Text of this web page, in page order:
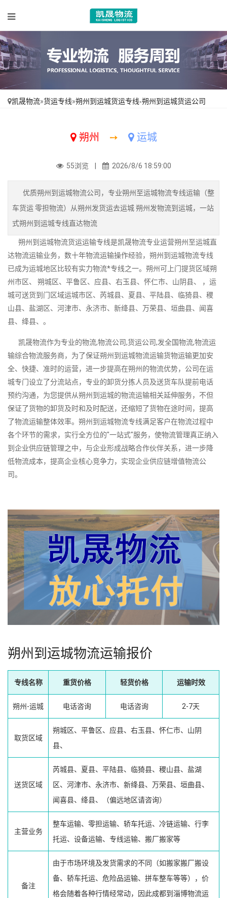
凯晟物流»货运专线»朔州到运城货运专线-朔州到运城货运公司
朔州 ➙ 运城
55浏览 | 2026/8/6 18:59:00
优质朔州到运城物流公司，专业朔州至运城物流专线运输（整
车货运 零担物流）从朔州发货运去运城 朔州发物流到运城，一站
式朔州到运城专线直达物流
朔州到运城物流货运运输专线是凯晟物流专业运营朔州至运城直
达物流运输业务，数十年物流运输操作经验，朔州到运城物流专线
已成为运城地区比较有实力物流*专线之一。朔州可上门提货区域朔
州市区、 朔城区、平鲁区、应县、右玉县、怀仁市、山阴县、 ，运
城可送货到门区域运城市区、芮城县、夏县、平陆县、临猗县、稷
山县、盐湖区、河津市、永济市、新绛县、万荣县、垣曲县、闻喜
县、绛县、。
凯晟物流作为专业的物流,物流公司,货运公司,发全国物流,物流运
输综合物流服务商，为了保证朔州到运城物流运输货物运输更加安
全、快捷、准时的运营，进一步提高在朔州的物流优势，公司在运
城专门设立了分流站点，专业的卸货分拣人员及送货车队提前电话
预约沟通，为您提供从朔州到运城的物流运输相关延伸服务，不但
保证了货物的卸货及时和及时配送，还缩短了货物在途时间，提高
了物流运输整体效率。朔州到运城物流专线满足客户在物流过程中
各个环节的需求，实行全方位的"一站式"服务，使物流管理真正纳入
到企业供应链管理之中，与企业形成战略合作伙伴关系，进一步降
低物流成本，提高企业核心竞争力，实现企业供应链增值物流公
司。
朔州到运城物流运输报价
专线名称 重货价格 轻货价格 运输时效
朔州-运城 电话咨询 电话咨询 2-7天
取货区域
朔城区、平鲁区、应县、右玉县、怀仁市、山阴
县、
送货区域
芮城县、夏县、平陆县、临猗县、稷山县、盐湖
区、河津市、永济市、新绛县、万荣县、垣曲县、
闻喜县、绛县、（偏远地区请咨询）
主营业务
整车运输、零担运输、轿车托运、冷链运输、行李
托运、设备运输、专线运输、搬厂搬家等
备注
由于市场环境及发货需求的不同（如搬家搬厂搬设
备、轿车托运、危险品运输、拼车整车等等），价
格会随着各种行情经常动，因此成都到淄博物流运